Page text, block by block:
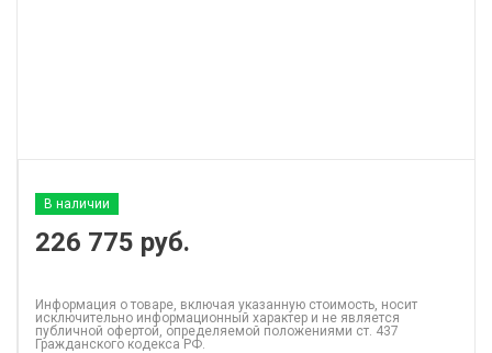
В наличии
226 775 руб.
Информация о товаре, включая указанную стоимость, носит
исключительно информационный характер и не является
публичной офертой, определяемой положениями ст. 437
Гражданского кодекса РФ.